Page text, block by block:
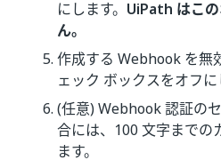
にします。 UiPath はこ
ん。
作成する Webhook を無
ェック ボックスをオフに
(任意) Webhook 認証の
合には、100 文字までの
ます。